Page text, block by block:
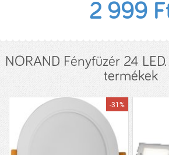
2 999
NORAND Fényfüzér 24
termékek
-31%